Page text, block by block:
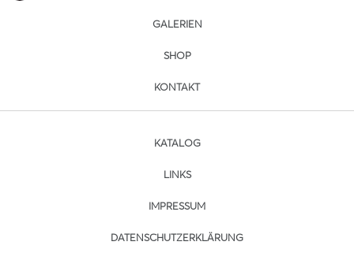
GALERIEN
SHOP
KONTAKT
KATALOG
LINKS
IMPRESSUM
DATENSCHUTZERKLÄRUNG